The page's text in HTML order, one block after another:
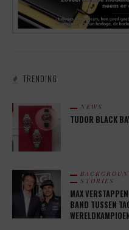
TRENDING
NEWS
TUDOR BLACK
STORIES
MAX
BAND TUSSEN